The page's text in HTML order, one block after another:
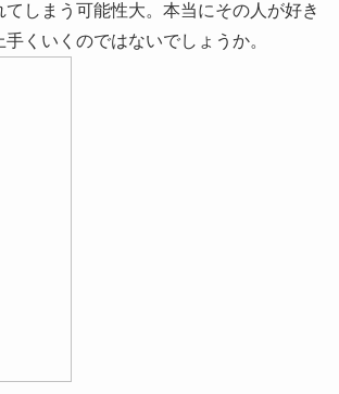
しまう可能性大。本当にその人が好き
くいくのではないでしょうか。